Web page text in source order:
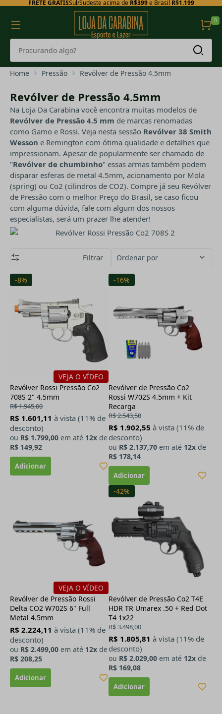
FRETE GRÁTISSul/Sudeste acima de R$399e Brasil R$1.199
0
Home Pressão Revólver de Pressão 4.5mm
Revólver de Pressão 4.5mm
Na Loja Da Carabina você encontra muitas modelos de
Revólver de Pressão 4.5 mm de marcas renomadas
como Gamo e Rossi. Veja nesta sessão Revólver 38 Smith
Wesson e Remington com ótima qualidade e detalhes que
impressionam. Apesar de popularmente ser chamado de
"Revólver de chumbinho" essas armas também podem
disparar esferas de metal 4.5mm, acionamento por Mola
(spring) ou Co2 (cilindros de CO2). Compre já seu Revólver
de Pressão com o melhor Preço do Brasil, se caso ficou
com alguma dúvida, fale com algum dos nossos
especialistas, será um prazer lhe atender!
Filtrar Ordenar por
-8%
VEJA O VÍDEO
Revólver Rossi Pressão Co2
708S 2" 4.5mm
R$ 1.945,00
R$ 1.601,11 à vista (11% de
desconto)
ou R$ 1.799,00 em até 12x de
R$ 149,92
-16%
Revólver de Pressão Co2
Rossi W702S 4.5mm + Kit
Recarga
R$ 2.543,50
R$ 1.902,55 à vista (11% de
desconto)
ou R$ 2.137,70 em até 12x de
R$ 178,14
VEJA O VÍDEO
Revólver de Pressão Rossi
Delta CO2 W702S 6" Full
Metal 4.5mm
R$ 2.224,11 à vista (11% de
desconto)
ou R$ 2.499,00 em até 12x de
R$ 208,25
-42%
Revólver de Pressão Co2 T4E
HDR TR Umarex .50 + Red Dot
T4 1x22
R$ 3.498,00
R$ 1.805,81 à vista (11% de
desconto)
ou R$ 2.029,00 em até 12x de
R$ 169,08